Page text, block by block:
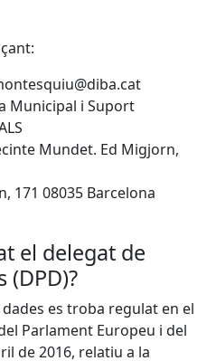
Municipal i Suport
Mundet. Ed Migjorn,
171 08035 Barcelona
el delegat de
(DPD)?
es troba regulat en el
Parlament Europeu i del
de 2016, relatiu a la